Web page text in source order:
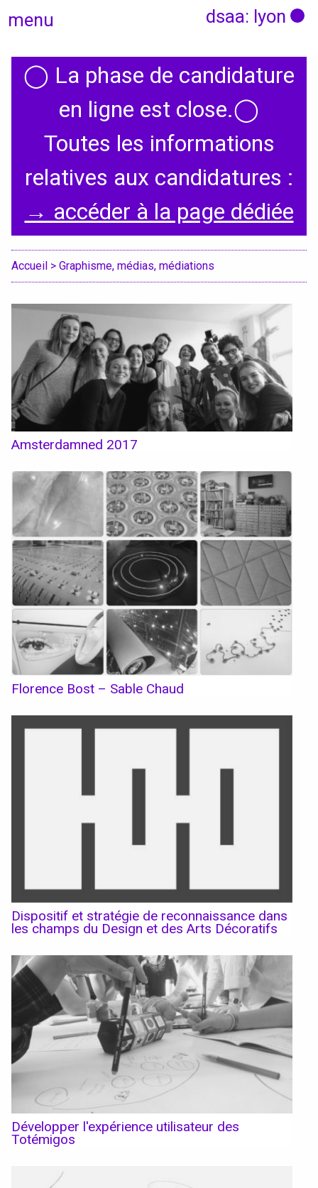
menu dsaa: lyon
Actualités
Candidatures
Graphisme, médias, médiations
Espace, Usages, Territoires
Textile, territoires, mutations
Catalogue de cours
International
Accueil des étrangers
Partir à l’étranger
Diplômes
Conventions et partenariats
Universités
Écoles d’Enseignement Supérieur
◯ La phase de candidature
en ligne est close.◯
Toutes les informations
relatives aux candidatures :
→ accéder à la page dédiée
Accueil > Graphisme, médias, médiations
Amsterdamned 2017
Florence Bost – Sable Chaud
Dispositif et stratégie de reconnaissance dans
les champs du Design et des Arts Décoratifs
Développer l'expérience utilisateur des
Totémigos